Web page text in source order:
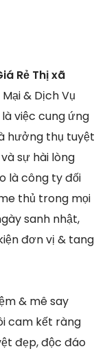
Rẻ Thị xã
& Dịch Vụ
việc cung ứng
hưởng thụ tuyệt
sự hài lòng
là công ty đối
thủ trong mọi
sanh nhật,
đơn vị & tang
& mê say
cam kết ràng
đẹp, độc đáo